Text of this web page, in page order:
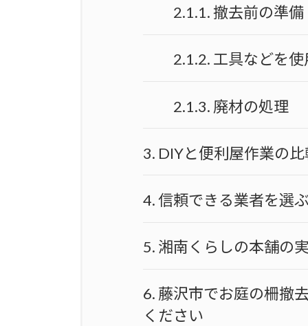
2.1.1.撤去前の準備
2.1.2. 工具などを
2.1.3. 廃材の処理
3. DIYと便利屋作業の
4.信頼できる業者を選
5. 湘南くらしの本舗の
6. 藤沢市でお庭の柵撤
ください